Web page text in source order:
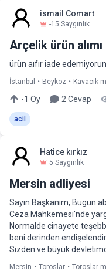
ismail Comart
-15 Saygınlık
Arçelik ürün alımı
ürün aıfır iade
İstanbul • Beykoz • Kavacık
-1 Oy 2 Cevap
acil
Hatice kırkız
5 Saygınlık
Mersin adliyesi
Sayın Başkanım, Bugün
Ceza Mahkemesi'nde
Normalde cinayete
beni derinden
Sizden ve büyük
Mersin • Toroslar • Toroslar